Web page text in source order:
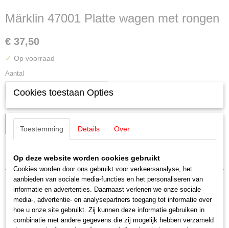
Märklin 47001 Platte wagen met rongen
€ 37,50
✓ Op voorraad
Aantal
Specificaties
EAN code
4001883470016
Productcode leverancier
47001
Schaal
Omschrijving
Märklin 47001 Platte wagen met
Cookies toestaan Opties
Toestemming Details Over
Op deze website worden cookies gebruikt
Cookies worden door ons gebruikt voor verkeersanalyse, het
aanbieden van sociale media-functies en het personaliseren van
informatie en advertenties. Daarnaast verlenen we onze sociale
media-, advertentie- en analysepartners toegang tot informatie over
hoe u onze site gebruikt. Zij kunnen deze informatie gebruiken in
combinatie met andere gegevens die zij mogelijk hebben verzameld